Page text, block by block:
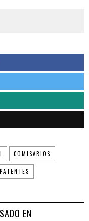
COMISARIOS
EN